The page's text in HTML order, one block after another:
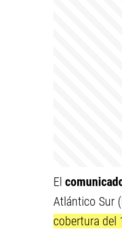
El
Atlántico Sur
cobertura del